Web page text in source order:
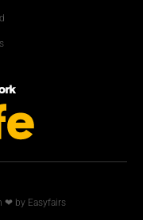
❤ by Easyfairs